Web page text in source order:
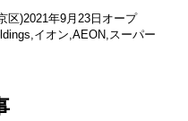
区)2021年9月23日オープ
イオン,AEON,スーパー